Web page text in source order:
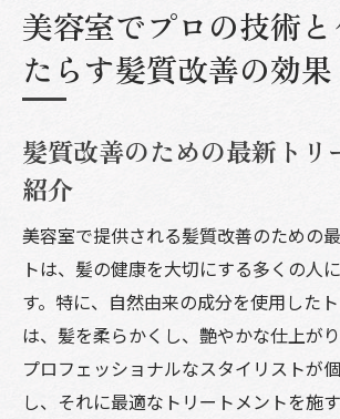
美容室でプロの技術と
たらす髪質改善の効果
髪質改善のための最新トリ
紹介
美容室で提供される髪質改善のための
トは、髪の健康を大切にする多くの人
す。特に、自然由来の成分を使用した
は、髪を柔らかくし、艶やかな仕上がり
プロフェッショナルなスタイリストが
し、それに最適なトリートメントを施